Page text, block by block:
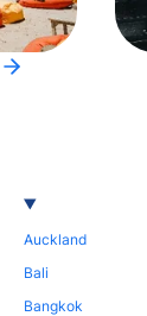
Auckland
Bali
Bangkok